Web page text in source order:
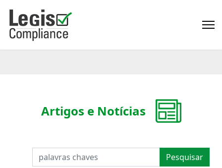
PESQUISAR Pesquisar
Artigos e Notícias